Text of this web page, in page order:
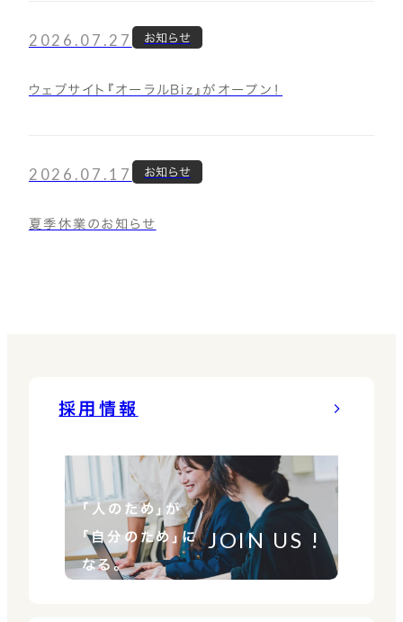
2026.07.27 お知らせ
ウェブサイト『オーラルBiz』がオープン！
2026.07.17 お知らせ
夏季休業のお知らせ
採用情報
「人のため」が
「自分のため」に
なる。
JOIN US !